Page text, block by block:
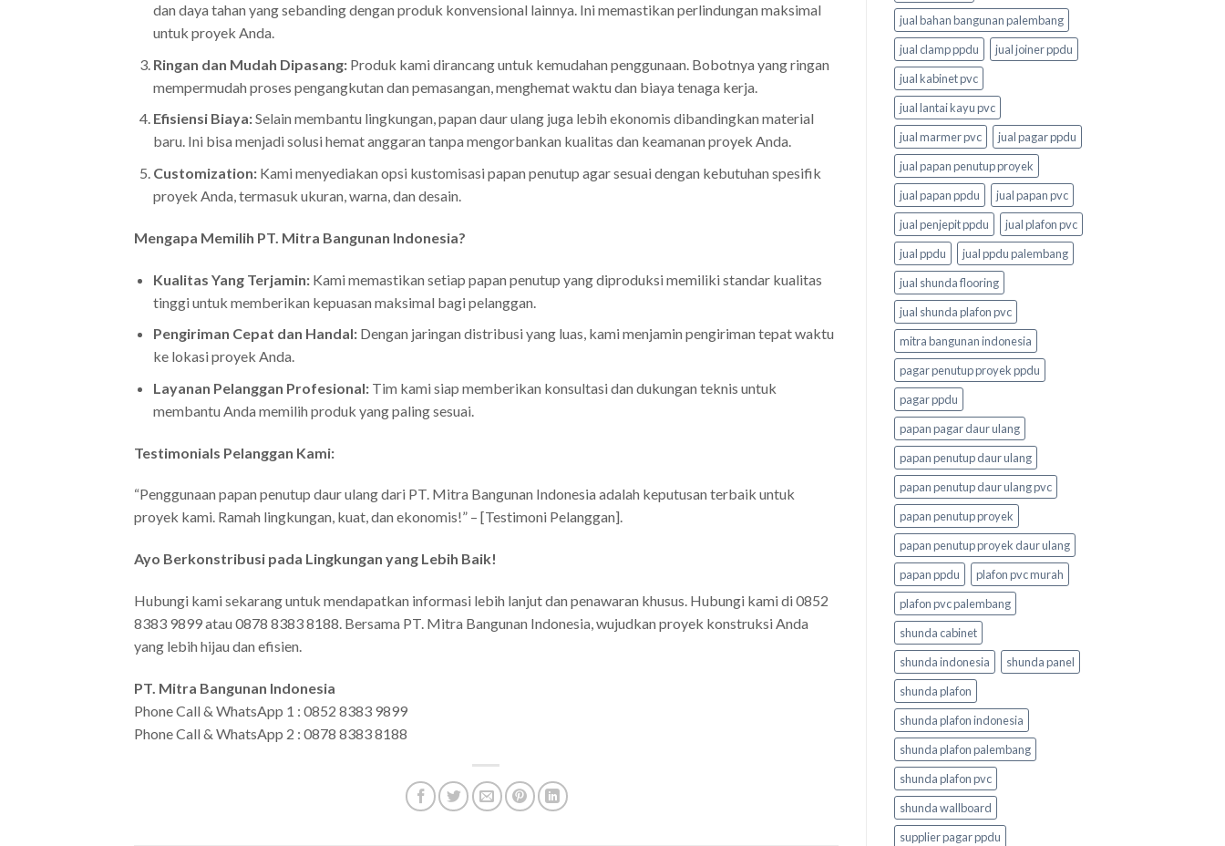
dan daya tahan yang sebanding dengan produk konvensional lainnya. Ini memastikan perlindungan maksimal
untuk proyek Anda.
Ringan dan Mudah Dipasang:Produk kami dirancang untuk kemudahan penggunaan. Bobotnya yang ringan
mempermudah proses pengangkutan dan pemasangan, menghemat waktu dan biaya tenaga kerja.
Efisiensi Biaya:Selain membantu lingkungan, papan daur ulang juga lebih ekonomis dibandingkan material
baru. Ini bisa menjadi solusi hemat anggaran tanpa mengorbankan kualitas dan keamanan proyek Anda.
Customization:Kami menyediakan opsi kustomisasi papan penutup agar sesuai dengan kebutuhan spesifik
proyek Anda, termasuk ukuran, warna, dan desain.
Mengapa Memilih PT. Mitra Bangunan Indonesia?
Kualitas Yang Terjamin:Kami memastikan setiap papan penutup yang diproduksi memiliki standar kualitas
tinggi untuk memberikan kepuasan maksimal bagi pelanggan.
Pengiriman Cepat dan Handal:Dengan jaringan distribusi yang luas, kami menjamin pengiriman tepat waktu
ke lokasi proyek Anda.
Layanan Pelanggan Profesional:Tim kami siap memberikan konsultasi dan dukungan teknis untuk
membantu Anda memilih produk yang paling sesuai.
Testimonials Pelanggan Kami:
“Penggunaan papan penutup daur ulang dari PT. Mitra Bangunan Indonesia adalah keputusan terbaik untuk
proyek kami. Ramah lingkungan, kuat, dan ekonomis!” – [Testimoni Pelanggan].
Ayo Berkonstribusi pada Lingkungan yang Lebih Baik!
Hubungi kami sekarang untuk mendapatkan informasi lebih lanjut dan penawaran khusus. Hubungi kami di 0852
8383 9899 atau 0878 8383 8188. Bersama PT. Mitra Bangunan Indonesia, wujudkan proyek konstruksi Anda
yang lebih hijau dan efisien.
PT. Mitra Bangunan Indonesia
Phone Call & WhatsApp 1 : 0852 8383 9899
Phone Call & WhatsApp 2 : 0878 8383 8188
jual bahan bangunan palembang
jual clamp ppdu
jual joiner ppdu
jual kabinet pvc
jual lantai kayu pvc
jual marmer pvc
jual pagar ppdu
jual papan penutup proyek
jual papan ppdu
jual papan pvc
jual penjepit ppdu
jual plafon pvc
jual ppdu
jual ppdu palembang
jual shunda flooring
jual shunda plafon pvc
mitra bangunan indonesia
pagar penutup proyek ppdu
pagar ppdu
papan pagar daur ulang
papan penutup daur ulang
papan penutup daur ulang pvc
papan penutup proyek
papan penutup proyek daur ulang
papan ppdu
plafon pvc murah
plafon pvc palembang
shunda cabinet
shunda indonesia
shunda panel
shunda plafon
shunda plafon indonesia
shunda plafon palembang
shunda plafon pvc
shunda wallboard
supplier pagar ppdu